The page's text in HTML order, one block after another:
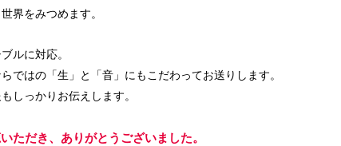
界をみつめます。
ルに対応。
ではの「生」と「音」にもこだわってお送りします。
しっかりお伝えします。
ただき、ありがとうございました。